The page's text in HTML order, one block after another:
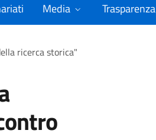
Media Trasparenza
ricerca storica"